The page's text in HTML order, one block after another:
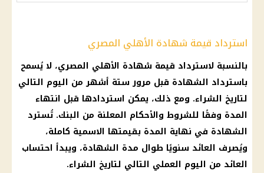
استرداد قيمة شهادة الأهلي المصري
بالنسبة لاسترداد قيمة شهادة الأهلي المصري، لا يُسمح
باسترداد الشهادة قبل مرور ستة أشهر من اليوم التالي
لتاريخ الشراء. ومع ذلك، يمكن استردادها قبل انتهاء
المدة وفقًا للشروط والأحكام المعلنة من البنك. تُسترد
الشهادة في نهاية المدة بقيمتها الاسمية كاملة،
ويُصرف العائد سنويًا طوال مدة الشهادة، ويبدأ احتساب
العائد من اليوم العملي التالي لتاريخ الشراء.